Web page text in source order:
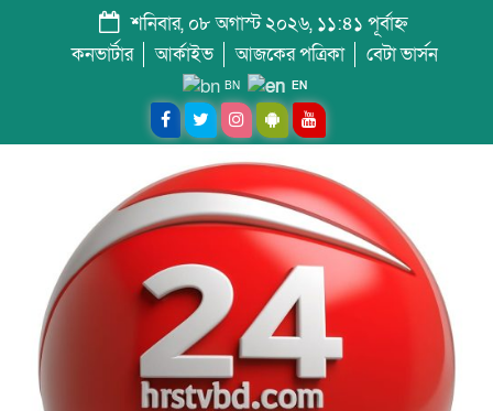
শনিবার, ০৮ অগাস্ট ২০২৬, ১১:৪১ পূর্বাহ্ন
কনভার্টার
আর্কাইভ আজকের পত্রিকা বেটা ভার্সন
BN EN